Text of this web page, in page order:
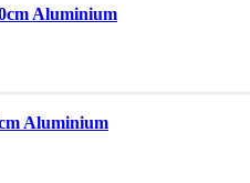
Aluminium
Aluminium